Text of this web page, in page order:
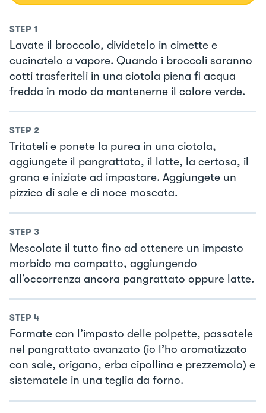
STEP 1
Lavate il broccolo, dividetelo in cimette e
cucinatelo a vapore. Quando i broccoli saranno
cotti trasferiteli in una ciotola piena fi acqua
fredda in modo da mantenerne il colore verde.
STEP 2
Tritateli e ponete la purea in una ciotola,
aggiungete il pangrattato, il latte, la certosa, il
grana e iniziate ad impastare. Aggiungete un
pizzico di sale e di noce moscata.
STEP 3
Mescolate il tutto fino ad ottenere un impasto
morbido ma compatto, aggiungendo
all’occorrenza ancora pangrattato oppure latte.
STEP 4
Formate con l’impasto delle polpette, passatele
nel pangrattato avanzato (io l’ho aromatizzato
con sale, origano, erba cipollina e prezzemolo) e
sistematele in una teglia da forno.